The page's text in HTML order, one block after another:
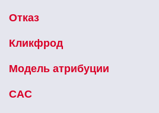
Отказ
Кликфрод
Модель атрибуции
CAC